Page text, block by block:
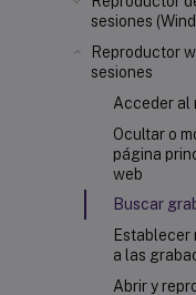
sesiones
Reproductor
sesiones
Acceder al
Ocultar o
página
web
Buscar
Establecer
a las
Abrir y